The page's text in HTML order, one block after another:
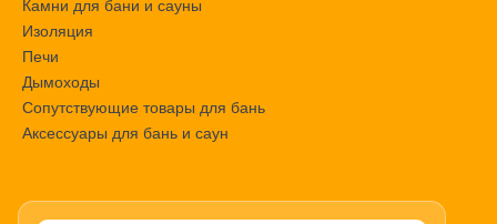
Камни для бани и сауны
Изоляция
Печи
Дымоходы
Сопутствующие товары для бань
Аксессуары для бань и саун